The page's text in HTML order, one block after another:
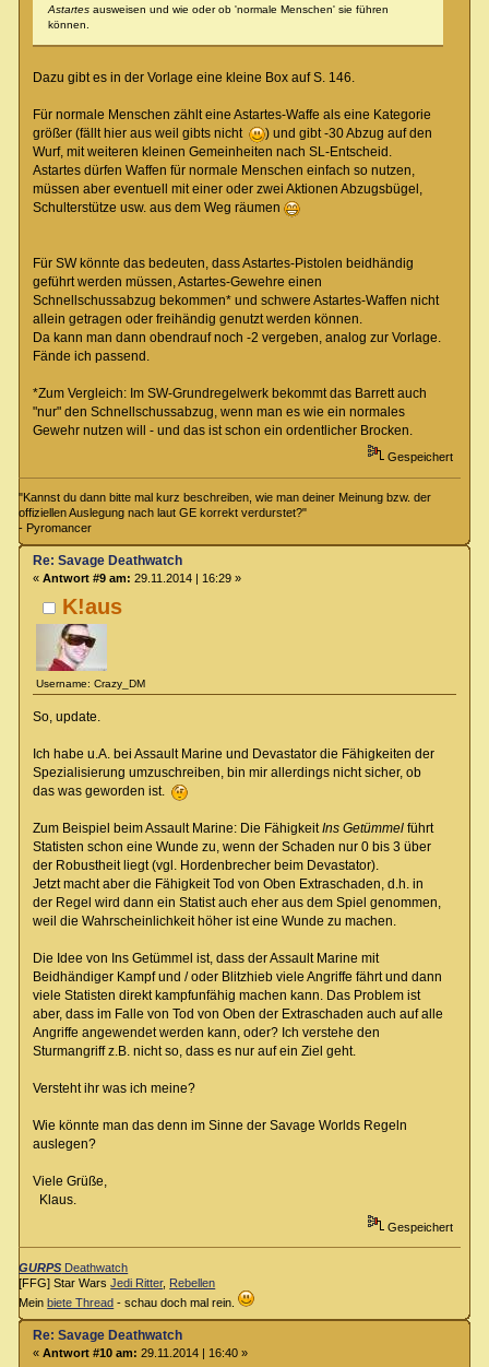
Astartesausweisen und wie oder ob 'normale Menschen' sie führen
können.
Dazu gibt es in der Vorlage eine kleine Box auf S. 146.
Für normale Menschen zählt eine Astartes-Waffe als eine Kategorie
größer (fällt hier aus weil gibts nicht
) und gibt -30 Abzug auf den
Wurf, mit weiteren kleinen Gemeinheiten nach SL-Entscheid.
Astartes dürfen Waffen für normale Menschen einfach so nutzen,
müssen aber eventuell mit einer oder zwei Aktionen Abzugsbügel,
Schulterstütze usw. aus dem Weg räumen
Für SW könnte das bedeuten, dass Astartes-Pistolen beidhändig
geführt werden müssen, Astartes-Gewehre einen
Schnellschussabzug bekommen* und schwere Astartes-Waffen nicht
allein getragen oder freihändig genutzt werden können.
Da kann man dann obendrauf noch -2 vergeben, analog zur Vorlage.
Fände ich passend.
*Zum Vergleich: Im SW-Grundregelwerk bekommt das Barrett auch
"nur" den Schnellschussabzug, wenn man es wie ein normales
Gewehr nutzen will - und das ist schon ein ordentlicher Brocken.
Gespeichert
"Kannst du dann bitte mal kurz beschreiben, wie man deiner Meinung bzw. der
offiziellen Auslegung nach laut GE korrekt verdurstet?"
- Pyromancer
K!aus
Username: Crazy_DM
Re: Savage Deathwatch
« Antwort #9 am: 29.11.2014 | 16:29 »
So, update.
Ich habe u.A. bei Assault Marine und Devastator die Fähigkeiten der
Spezialisierung umzuschreiben, bin mir allerdings nicht sicher, ob
das was geworden ist.
Zum Beispiel beim Assault Marine: Die FähigkeitIns Getümmelführt
Statisten schon eine Wunde zu, wenn der Schaden nur 0 bis 3 über
der Robustheit liegt (vgl. Hordenbrecher beim Devastator).
Jetzt macht aber die Fähigkeit Tod von Oben Extraschaden, d.h. in
der Regel wird dann ein Statist auch eher aus dem Spiel genommen,
weil die Wahrscheinlichkeit höher ist eine Wunde zu machen.
Die Idee von Ins Getümmel ist, dass der Assault Marine mit
Beidhändiger Kampf und / oder Blitzhieb viele Angriffe fährt und dann
viele Statisten direkt kampfunfähig machen kann. Das Problem ist
aber, dass im Falle von Tod von Oben der Extraschaden auch auf alle
Angriffe angewendet werden kann, oder? Ich verstehe den
Sturmangriff z.B. nicht so, dass es nur auf ein Ziel geht.
Versteht ihr was ich meine?
Wie könnte man das denn im Sinne der Savage Worlds Regeln
auslegen?
Viele Grüße,
Klaus.
Gespeichert
GURPS Deathwatch
[FFG] Star WarsJedi Ritter, Rebellen
Meinbiete Thread - schau doch mal rein.
Re: Savage Deathwatch
« Antwort #10 am: 29.11.2014 | 16:40 »